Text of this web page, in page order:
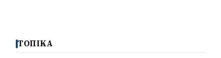
ΤΟΠΙΚΑ